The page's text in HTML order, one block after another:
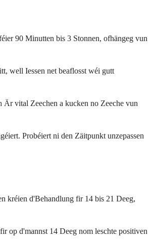
90 Minutten bis 3 Stonnen, ofhängeg vun
well Iessen net beaflosst wéi gutt
vital Zeechen a kucken no Zeeche vun
Probéiert ni den Zäitpunkt unzepassen
kréien d'Behandlung fir 14 bis 21 Deeg,
op d'mannst 14 Deeg nom leschte positiven